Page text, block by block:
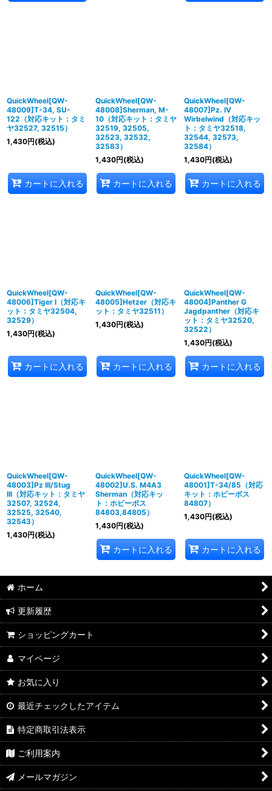
QuickWheel[QW-
48009]T-34, SU-
122（対応キット：タミ
ヤ32527, 32515）
1,430円(税込)
カートに入れる
QuickWheel[QW-
48008]Sherman, M-
10（対応キット：タミヤ
32519, 32505,
32523, 32532,
32583）
1,430円(税込)
カートに入れる
QuickWheel[QW-
48007]Pz. IV
Wirbelwind（対応キッ
ト：タミヤ32518,
32544, 32573,
32584）
1,430円(税込)
カートに入れる
QuickWheel[QW-
48006]Tiger I（対応キ
ット：タミヤ32504,
32529）
1,430円(税込)
カートに入れる
QuickWheel[QW-
48005]Hetzer（対応キ
ット：タミヤ32511）
1,430円(税込)
カートに入れる
QuickWheel[QW-
48004]Panther G
Jagdpanther（対応キ
ット：タミヤ32520,
32522）
1,430円(税込)
カートに入れる
QuickWheel[QW-
48003]Pz III/Stug
III（対応キット：タミヤ
32507, 32524,
32525, 32540,
32543）
1,430円(税込)
QuickWheel[QW-
48002]U.S. M4A3
Sherman（対応キッ
ト：ホビーボス
84803,84805）
1,430円(税込)
カートに入れる
QuickWheel[QW-
48001]T-34/85（対応
キット：ホビーボス
84807）
1,430円(税込)
カートに入れる
ホーム
更新履歴
ショッピングカート
マイページ
お気に入り
最近チェックしたアイテム
特定商取引法表示
ご利用案内
メールマガジン